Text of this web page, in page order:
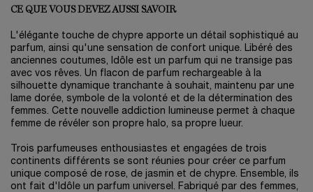
CE QUE VOUS DEVEZ AUSSI SAVOIR
L'élégante touche de chypre apporte un détail sophistiqué au
parfum, ainsi qu'une sensation de confort unique. Libéré des
anciennes coutumes, Idôle est un parfum qui ne transige pas
avec vos rêves. Un flacon de parfum rechargeable à la
silhouette dynamique tranchante à souhait, maintenu par une
lame dorée, symbole de la volonté et de la détermination des
femmes. Cette nouvelle addiction lumineuse permet à chaque
femme de révéler son propre halo, sa propre lueur.
Trois parfumeuses enthousiastes et engagées de trois
continents différents se sont réunies pour créer ce parfum
unique composé de rose, de jasmin et de chypre. Ensemble, ils
ont fait d'Idôle un parfum universel. Fabriqué par des femmes,